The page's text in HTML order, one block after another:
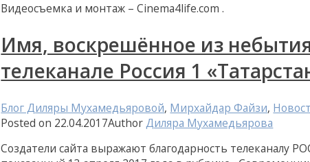
Видеосъемка и монтаж – Cinema4life.com .
Имя, воскрешённое из
телеканале Россия 1
Блог Диляры Мухамедьяровой, Мирхайдар Файзи,
Posted on 22.04.2017AuthorДиляра Мухамедьярова
Создатели сайта выражают благодарность